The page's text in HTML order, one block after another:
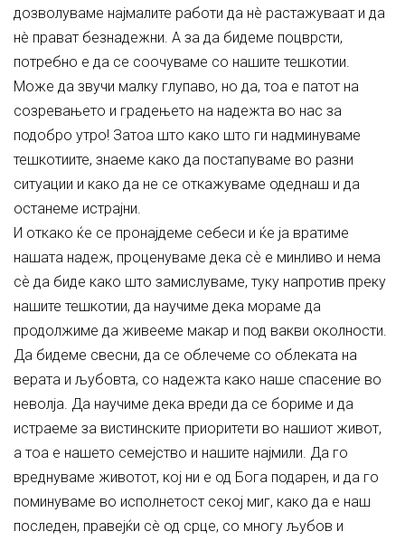
дозволуваме најмалите работи да нè растажуваат и да
нè прават безнадежни. А за да бидеме поцврсти,
потребно е да се соочуваме со нашите тешкотии.
Може да звучи малку глупаво, но да, тоа е патот на
созревањето и градењето на надежта во нас за
подобро утро! Затоа што како што ги надминуваме
тешкотиите, знаеме како да постапуваме во разни
ситуации и како да не се откажуваме одеднаш и да
останеме истрајни.
И откако ќе се пронајдеме себеси и ќе ја вратиме
нашата надеж, проценуваме дека сѐ е минливо и нема
сѐ да биде како што замислуваме, туку напротив преку
нашите тешкотии, да научиме дека мораме да
продолжиме да живееме макар и под вакви околности.
Да бидеме свесни, да се облечеме со облеката на
верата и љубовта, со надежта како наше спасение во
неволја. Да научиме дека вреди да се бориме и да
истраеме за вистинските приоритети во нашиот живот,
а тоа е нашето семејство и нашите најмили. Да го
вреднуваме животот, кој ни е од Бога подарен, и да го
поминуваме во исполнетост секој миг, како да е наш
последен, правејќи сè од срце, со многу љубов и